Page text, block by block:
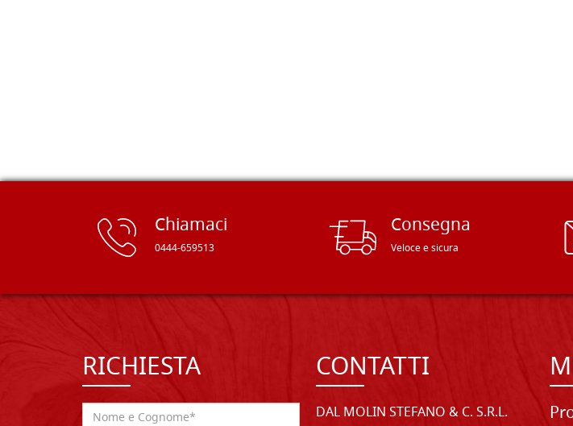
Chiamaci
0444-659513
Consegna
Veloce e sicura
RICHIESTA CONTATTI
DAL MOLIN STEFANO & C. S.R.L.